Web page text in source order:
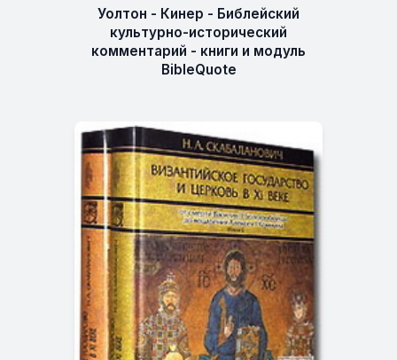
Уолтон - Кинер - Библейский
культурно-исторический
комментарий - книги и модуль
BibleQuote